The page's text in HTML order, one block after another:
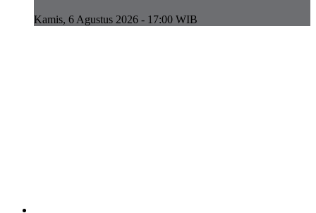
Kamis, 6 Agustus 2026 - 17:00 WIB